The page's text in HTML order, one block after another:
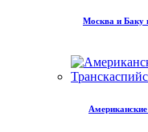
Москва и Баку